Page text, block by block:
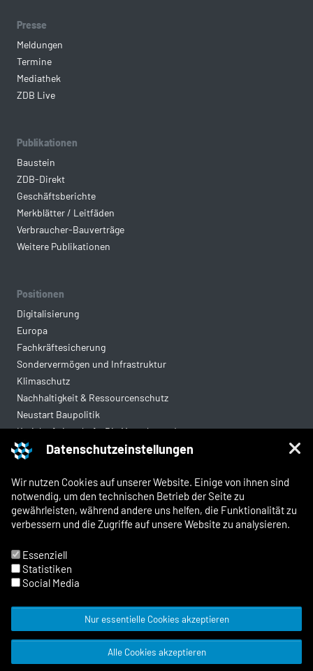
Datenschutzeinstellungen
Wir nutzen Cookies auf unserer Website. Einige von ihnen sind
notwendig, um den technischen Betrieb der Seite zu
gewährleisten, während andere uns helfen, die Funktionalität zu
verbessern und die Zugriffe auf unsere Website zu analysieren.
Essenziell
Statistiken
Social Media
Nur essentielle Cookies akzeptieren
Alle Cookies akzeptieren
Presse
Meldungen
Termine
Mediathek
ZDB Live
Publikationen
Baustein
ZDB-Direkt
Geschäftsberichte
Merkblätter / Leitfäden
Verbraucher-Bauverträge
Weitere Publikationen
Positionen
Digitalisierung
Europa
Fachkräftesicherung
Sondervermögen und Infrastruktur
Klimaschutz
Nachhaltigkeit & Ressourcenschutz
Neustart Baupolitik
Kreislaufwirtschaft: Die Mantelverordnung
Mittelstandsgerechte Vergabe
Rechtliches
Kontakt
Impressum
Datenschutz
Whistleblowing und Meldewege
© 2026 Zentralverband Deutsches